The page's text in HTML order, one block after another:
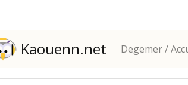
Kaouenn.net Degemer /